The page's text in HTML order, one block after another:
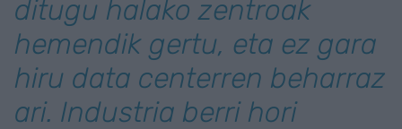
ditugu halako zentroak
hemendik gertu, eta ez gara
hiru data centerren beharraz
ari. Industria berri hori